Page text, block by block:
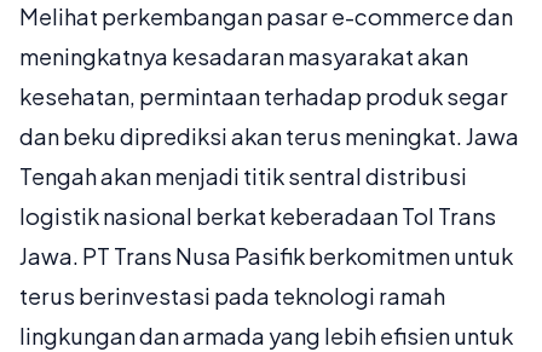
Melihat perkembangan pasar e-commerce dan
meningkatnya kesadaran masyarakat akan
kesehatan, permintaan terhadap produk segar
dan beku diprediksi akan terus meningkat. Jawa
Tengah akan menjadi titik sentral distribusi
logistik nasional berkat keberadaan Tol Trans
Jawa. PT Trans Nusa Pasifik berkomitmen untuk
terus berinvestasi pada teknologi ramah
lingkungan dan armada yang lebih efisien untuk